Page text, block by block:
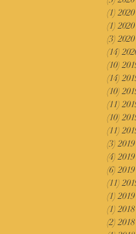
(1)
(1)
(3)
(14)
(10)
(14)
(10)
(11)
(10)
(11)
(3)
(4)
(6)
(11)
(1)
(1)
(2)